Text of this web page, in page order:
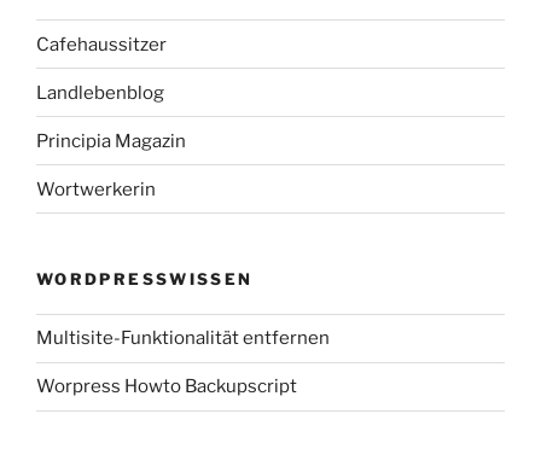
Cafehaussitzer
Landlebenblog
Principia Magazin
Wortwerkerin
WORDPRESSWISSEN
Multisite-Funktionalität entfernen
Worpress Howto Backupscript